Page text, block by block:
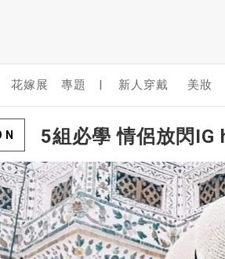
花嫁展 專題 | 新人穿戴 美妝
5組必學 情侶放閃IG